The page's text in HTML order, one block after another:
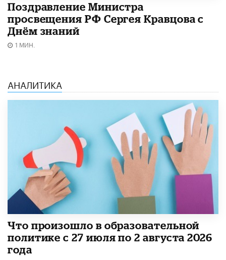
Поздравление Министра
просвещения РФ Сергея Кравцова с
Днём знаний
1 МИН.
АНАЛИТИКА
​Что произошло в образовательной
политике с 27 июля по 2 августа 2026
года